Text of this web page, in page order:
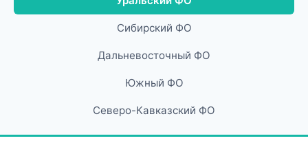
Сибирский ФО
Дальневосточный ФО
Южный ФО
Северо-Кавказский ФО